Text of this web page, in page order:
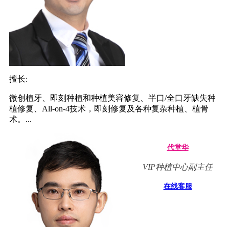
擅长:
微创植牙、即刻种植和种植美容修复、半口/全口牙缺失种
植修复、All-on-4技术，即刻修复及各种复杂种植、植骨
术。...
代堂华
VIP种植中心副主任
在线客服